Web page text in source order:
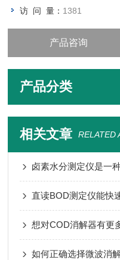
访 问 量： 1381
产品咨询
产品分类
相关文章 RELATED
直读BOD测定仪能快
想对COD消解器有更
如何正确选择微波消